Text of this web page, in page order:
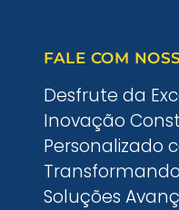
FALE COM
Desfrute da
Inovação
Personalizado
Soluções